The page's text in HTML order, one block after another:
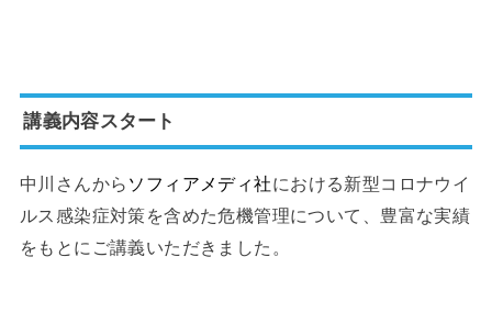
講義内容スタート
中川さんから ソ フィアメディ社における新型コロナウイ
ルス感染症対策を含めた危機管理について、豊富な実績
をもとにご講義いただきました。